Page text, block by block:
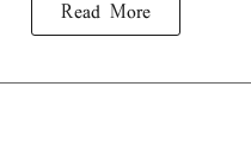
Read More